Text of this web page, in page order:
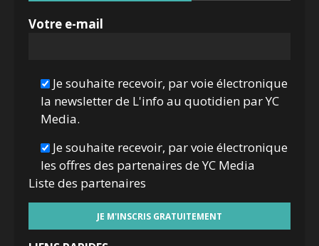
Votre e-mail
Je souhaite recevoir, par voie électronique
la newsletter de L'info au quotidien par YC
Media.
Je souhaite recevoir, par voie électronique
les offres des partenaires de YC Media
Liste des partenaires